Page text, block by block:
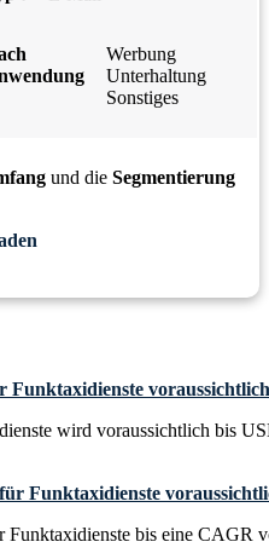
Werbung
Unterhaltung
Sonstiges
und die Segmentierung
wird voraussichtlich bis
Funktaxidienste
Funktaxidienste bis eine CAGR